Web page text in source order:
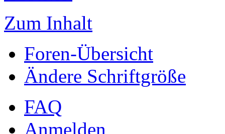
Zum Inhalt
Foren-Übersicht
Ändere Schriftgröße
FAQ
Anmelden